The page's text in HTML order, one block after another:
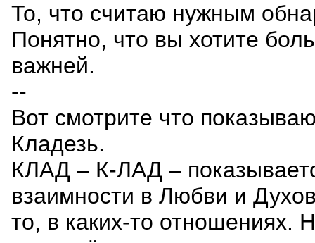
То, что считаю нужным
Понятно, что вы хотите
важней.
--
Вот смотрите что
Кладезь.
КЛАД – К-ЛАД –
взаимности в Любви и
то, в каких-то отношениях.